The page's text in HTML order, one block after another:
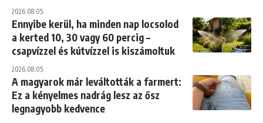
2026.08.05.
Ennyibe kerül, ha minden nap locsolod
a kerted 10, 30 vagy 60 percig –
csapvízzel és kútvízzel is kiszámoltuk
2026.08.05.
A magyarok már leváltották a farmert:
Ez a kényelmes nadrág lesz az ősz
legnagyobb kedvence